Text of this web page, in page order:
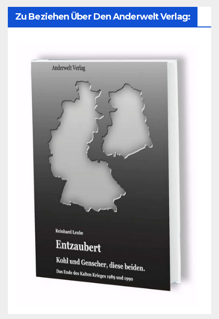
Zu Beziehen Über Den Anderwelt Verlag: